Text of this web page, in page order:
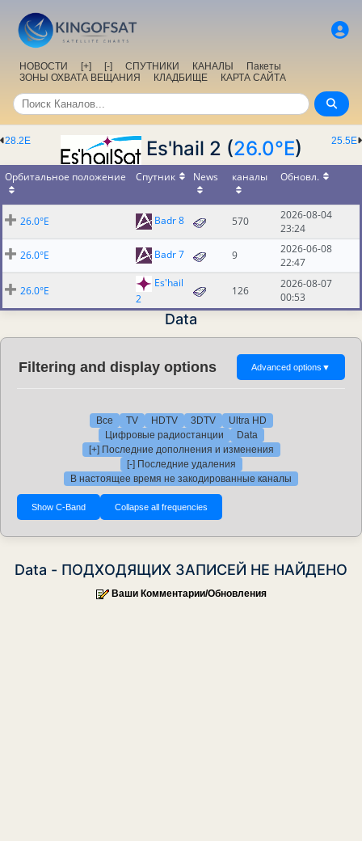
НОВОСТИ [+] [-] СПУТНИКИ КАНАЛЫ
Пакеты
ЗОНЫ ОХВАТА ВЕЩАНИЯ
КЛАДБИЩЕ КАРТА САЙТА
25.5E
28.2E Es'hail 2 (26.0°E)
Орбитальное положение Спутник News каналы Обновл.
26.0°E Badr 8 570
2026-08-04
23:24
26.0°E
Badr 7 9
2026-06-08
22:47
26.0°E
Es'hail
2
126
2026-08-07
00:53
Data
Filtering and display options Advanced options ▼
Все TV HDTV 3DTV
Ultra HD
Цифровые радиостанции
Data
[+] Последние дополнения и изменения
[-] Последние удаления
В настоящее время не закодированные каналы
Data - ПОДХОДЯЩИХ ЗАПИСЕЙ НЕ НАЙДЕНО
Ваши Комментарии/Обновления